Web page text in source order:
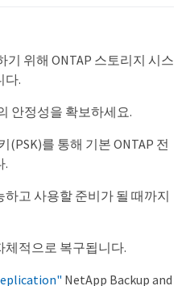
기 위해 ONTAP 스토리지 시스
다.
안정성을 확보하세요.
(PSK)를 통해 기본 ONTAP 전
.
고 사용할 준비가 될 때까지
체적으로 복구됩니다.
NetApp Backup and